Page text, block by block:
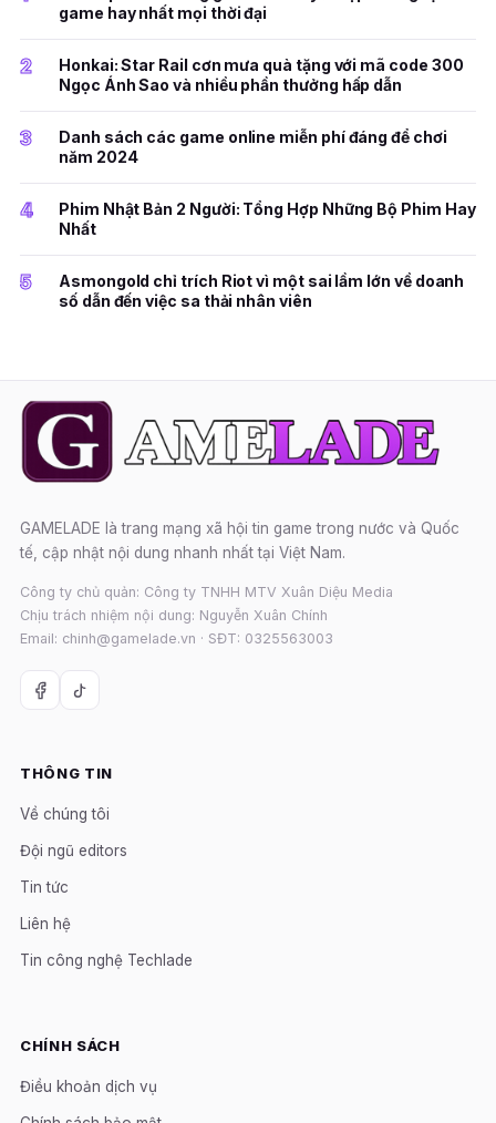
game hay nhất mọi thời đại
2
Honkai: Star Rail cơn mưa quà tặng với mã code 300
Ngọc Ánh Sao và nhiều phần thưởng hấp dẫn
3
Danh sách các game online miễn phí đáng để chơi
năm 2024
4
Phim Nhật Bản 2 Người: Tổng Hợp Những Bộ Phim Hay
Nhất
5
Asmongold chỉ trích Riot vì một sai lầm lớn về doanh
số dẫn đến việc sa thải nhân viên
GAMELADE là trang mạng xã hội tin game trong nước và Quốc
tế, cập nhật nội dung nhanh nhất tại Việt Nam.
Công ty chủ quản: Công ty TNHH MTV Xuân Diệu Media
Chịu trách nhiệm nội dung: Nguyễn Xuân Chính
Email: chinh@gamelade.vn · SĐT: 0325563003
THÔNG TIN
Về chúng tôi
Đội ngũ editors
Tin tức
Liên hệ
Tin công nghệ Techlade
CHÍNH SÁCH
Điều khoản dịch vụ